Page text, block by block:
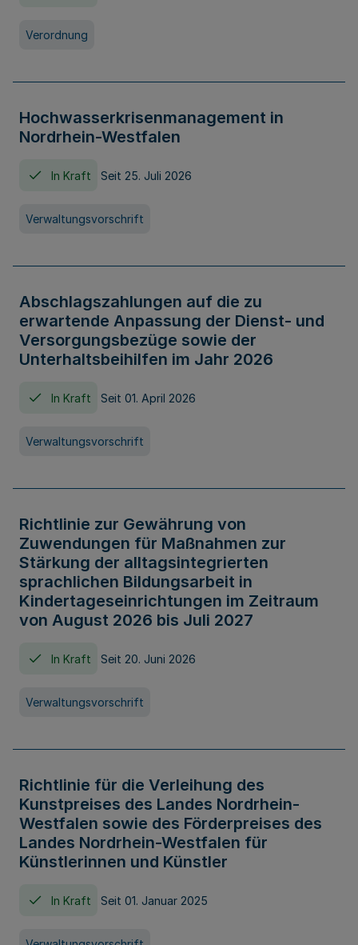
Verordnung
Hochwasserkrisenmanagement in
Nordrhein-Westfalen
In Kraft Seit 25. Juli 2026
Verwaltungsvorschrift
Abschlagszahlungen auf die zu
erwartende Anpassung der Dienst- und
Versorgungsbezüge sowie der
Unterhaltsbeihilfen im Jahr 2026
In Kraft Seit 01. April 2026
Verwaltungsvorschrift
Richtlinie zur Gewährung von
Zuwendungen für Maßnahmen zur
Stärkung der alltagsintegrierten
sprachlichen Bildungsarbeit in
Kindertageseinrichtungen im Zeitraum
von August 2026 bis Juli 2027
In Kraft Seit 20. Juni 2026
Verwaltungsvorschrift
Richtlinie für die Verleihung des
Kunstpreises des Landes Nordrhein-
Westfalen sowie des Förderpreises des
Landes Nordrhein-Westfalen für
Künstlerinnen und Künstler
In Kraft Seit 01. Januar 2025